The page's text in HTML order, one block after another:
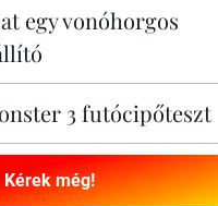
egy vonóhorgos
3 futócipőteszt
Kérek még!